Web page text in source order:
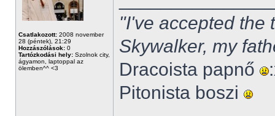
Csatlakozott: 2008 november
28 (péntek), 21:29
Hozzászólások: 0
Tartózkodási hely: Szolnok city,
ágyamon, laptoppal az
ölemben^^ <3
"I've accepted the
Skywalker, my
Dracoista papnő
Pitonista boszi